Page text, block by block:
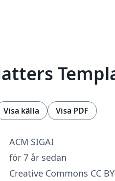
Visa källa Visa PDF
ACM SIGAI
för 7 år sedan
Creative Commons CC